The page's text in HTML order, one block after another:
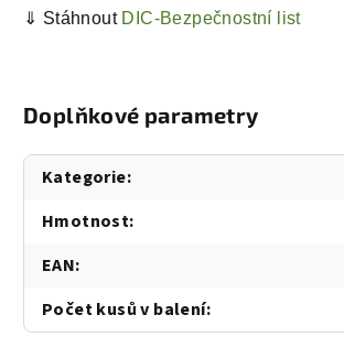
⇓ Stáhnout DIC-Bezpečnostní list
Doplňkové parametry
Kategorie:
Hmotnost:
EAN:
Počet kusů v balení: